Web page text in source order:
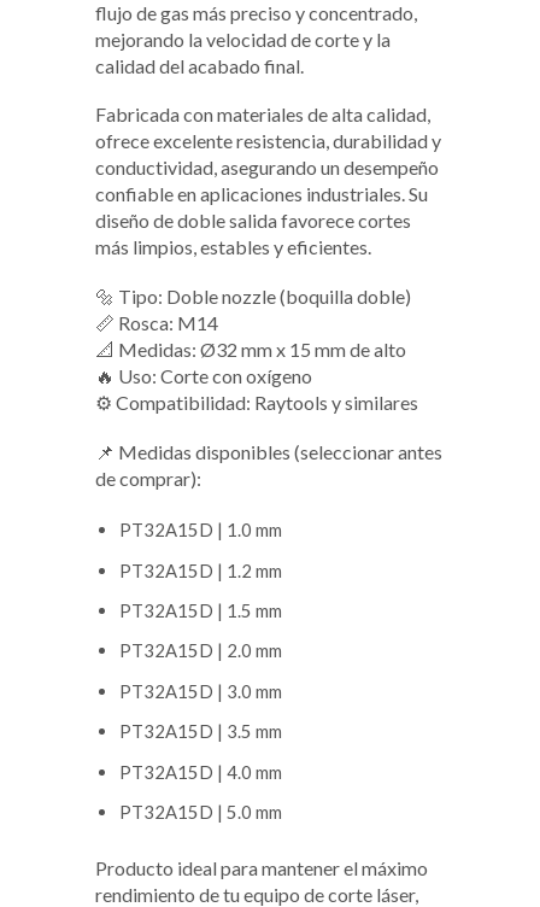
flujo de gas más preciso y concentrado,
mejorando la velocidad de corte y la
calidad del acabado final.
Fabricada con materiales de alta calidad,
ofrece excelente resistencia, durabilidad y
conductividad, asegurando un desempeño
confiable en aplicaciones industriales. Su
diseño de doble salida favorece cortes
más limpios, estables y eficientes.
🔩 Tipo: Doble nozzle (boquilla doble)
📏 Rosca: M14
📐 Medidas: Ø32 mm x 15 mm de alto
🔥 Uso: Corte con oxígeno
⚙️ Compatibilidad: Raytools y similares
📌 Medidas disponibles (seleccionar antes
de comprar):
PT32A15D | 1.0 mm
PT32A15D | 1.2 mm
PT32A15D | 1.5 mm
PT32A15D | 2.0 mm
PT32A15D | 3.0 mm
PT32A15D | 3.5 mm
PT32A15D | 4.0 mm
PT32A15D | 5.0 mm
Producto ideal para mantener el máximo
rendimiento de tu equipo de corte láser,